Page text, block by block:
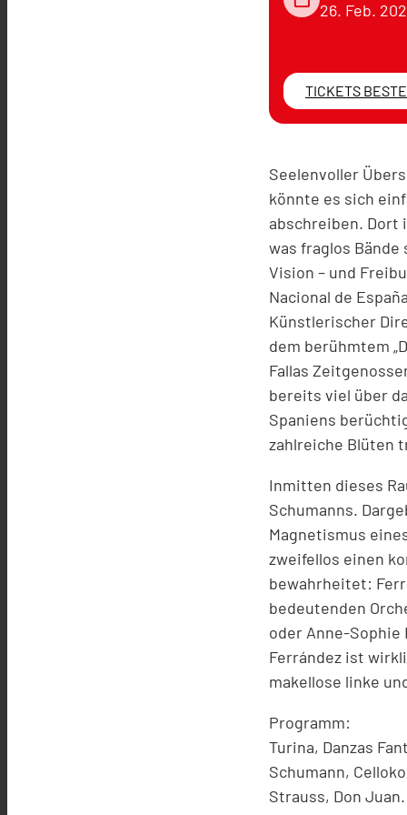
26. Feb.
TICKETS
Seelenvoller
könnte es sich
abschreiben. Dort
was fraglos
Vision – und
Nacional de
Künstlerischer
dem berühmtem
Fallas
bereits viel über
Spaniens
zahlreiche Blüten
Inmitten dieses
Schumanns.
Magnetismus
zweifellos einen
bewahrheitet:
bedeutenden
oder Anne-Sophie
Ferrández ist
makellose linke
Programm:
Turina, Danzas
Schumann,
Strauss, Don